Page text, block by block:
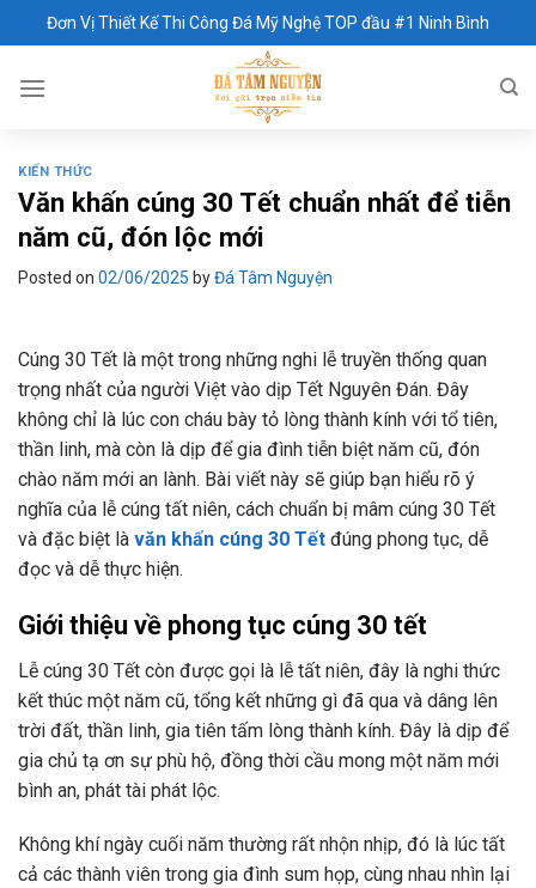
to
Đơn Vị Thiết Kế Thi Công Đá Mỹ Nghệ TOP đầu #1 Ninh Bình
KIẾN THỨC
Văn khấn cúng 30 Tết chuẩn nhất để tiễn
năm cũ, đón lộc mới
Posted on 02/06/2025 byĐá Tâm Nguyện
Cúng 30 Tết là một trong những nghi lễ truyền thống quan
trọng nhất của người Việt vào dịp Tết Nguyên Đán. Đây
không chỉ là lúc con cháu bày tỏ lòng thành kính với tổ tiên,
thần linh, mà còn là dịp để gia đình tiễn biệt năm cũ, đón
chào năm mới an lành. Bài viết này sẽ giúp bạn hiểu rõ ý
nghĩa của lễ cúng tất niên, cách chuẩn bị mâm cúng 30 Tết
và đặc biệt là văn khấn cúng 30 Tết đúng phong tục, dễ
đọc và dễ thực hiện.
Giới thiệu về phong tục cúng 30 tết
Lễ cúng 30 Tết còn được gọi là lễ tất niên, đây là nghi thức
kết thúc một năm cũ, tổng kết những gì đã qua và dâng lên
trời đất, thần linh, gia tiên tấm lòng thành kính. Đây là dịp để
gia chủ tạ ơn sự phù hộ, đồng thời cầu mong một năm mới
bình an, phát tài phát lộc.
Không khí ngày cuối năm thường rất nhộn nhịp, đó là lúc tất
cả các thành viên trong gia đình sum họp, cùng nhau nhìn lại